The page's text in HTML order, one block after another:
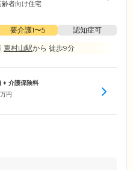
者向け住宅
要介護1〜5
認知症可
東村山駅から 徒歩9分
+ 介護保険料
万円